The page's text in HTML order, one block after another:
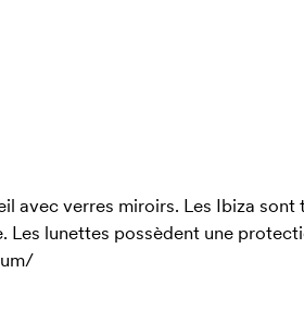
avec verres miroirs. Les Ibiza
Les lunettes possèdent une